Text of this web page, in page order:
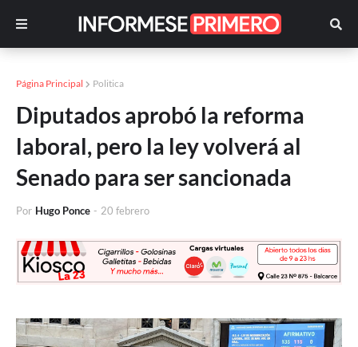
Página Principal Politica
Diputados aprobó la reforma
laboral, pero la ley volverá al
Senado para ser sancionada
Por Hugo Ponce - 20 febrero